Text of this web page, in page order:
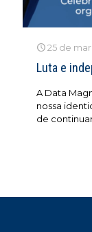
25 de
Luta e
A Data
nossa
de